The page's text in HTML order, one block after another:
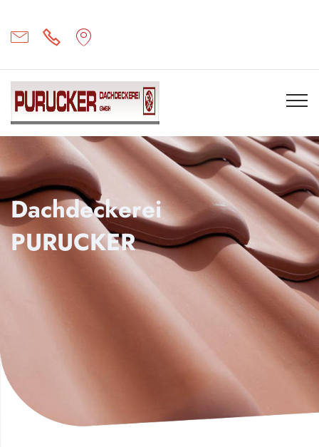
Dachdeckerei
PURUCKER